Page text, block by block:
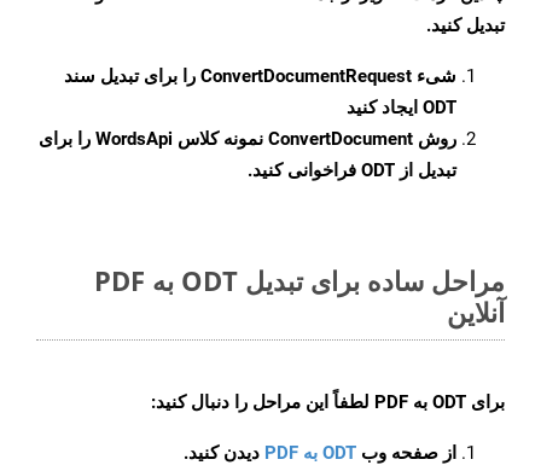
تبدیل کنید.
شیء ConvertDocumentRequest را برای تبدیل سند
ODT ایجاد کنید
روش ConvertDocument
نمونه کلاس WordsApi را برای
تبدیل از ODT فراخوانی کنید.
مراحل ساده برای تبدیل ODT به PDF
آنلاین
برای ODT به PDF لطفاً این مراحل را دنبال کنید:
از صفحه وب ODT به PDF
دیدن کنید.